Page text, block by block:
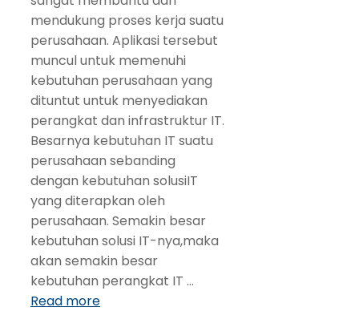
mendukung proses kerja suatu
perusahaan. Aplikasi tersebut
muncul untuk memenuhi
kebutuhan perusahaan yang
dituntut untuk menyediakan
perangkat dan infrastruktur IT.
Besarnya kebutuhan IT suatu
perusahaan sebanding
dengan kebutuhan solusiIT
yang diterapkan oleh
perusahaan. Semakin besar
kebutuhan solusi IT-nya,maka
akan semakin besar
kebutuhan perangkat IT …
Read more